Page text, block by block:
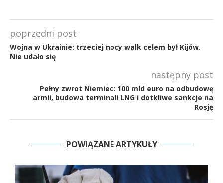
poprzedni post
Wojna w Ukrainie: trzeciej nocy walk celem był Kijów.
Nie udało się
następny post
Pełny zwrot Niemiec: 100 mld euro na odbudowę
armii, budowa terminali LNG i dotkliwe sankcje na
Rosję
POWIĄZANE ARTYKUŁY